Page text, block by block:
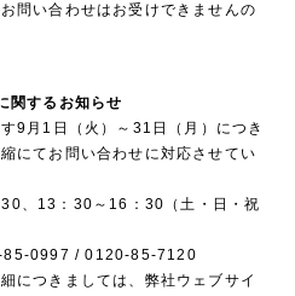
問い合わせはお受けできませんの
関するお知らせ
9月1日（火）～31日（月）につき
にてお問い合わせに対応させてい
、13：30～16：30（土・日・祝
85-0997 / 0120-85-7120
につきましては、弊社ウェブサイ